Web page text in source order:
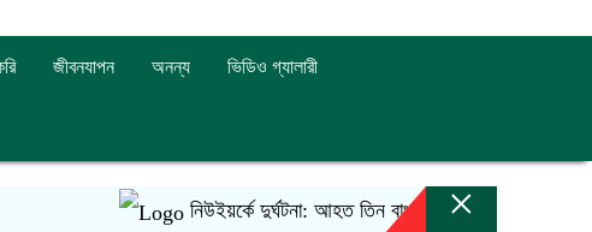
জীবনযাপন অনন্য ভিডিও গ্যালারী
নিউইয়র্কে দুর্ঘটনা: আহত তিন বাংলাদেশি পেলেন ৩৩ কোটি টাকা
×